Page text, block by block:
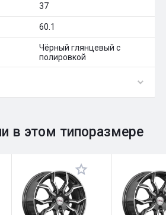
37
60.1
Чёрный глянцевый с
полировкой
рейтинг 0
в этом типоразмере